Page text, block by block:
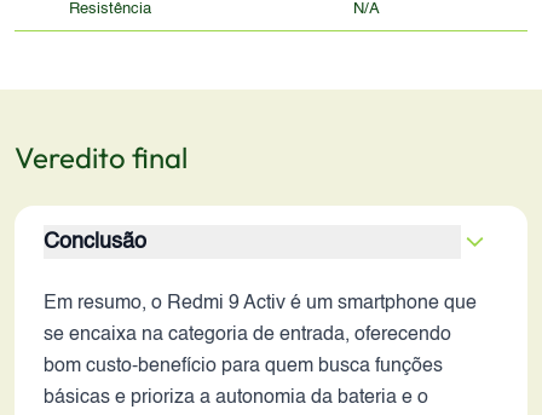
Resistência N/A
Veredito final
Conclusão
Em resumo, o Redmi 9 Activ é um smartphone que
se encaixa na categoria de entrada, oferecendo
bom custo-benefício para quem busca funções
básicas e prioriza a autonomia da bateria e o